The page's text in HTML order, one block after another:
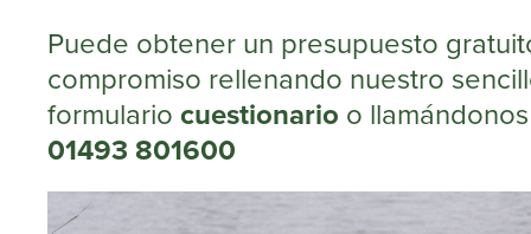
Puede obtener un presupuesto
compromiso rellenando nuestro
formulariocuestionario o
01493 801600